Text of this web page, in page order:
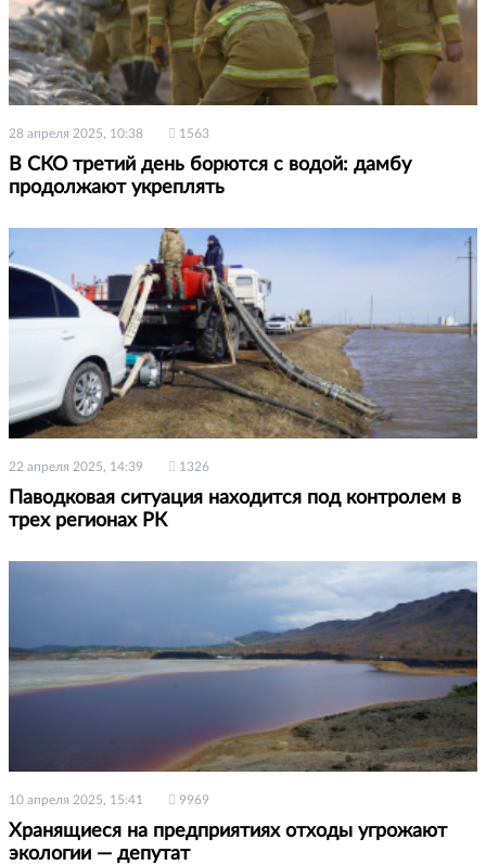
28 апреля 2025, 10:38 1563
В СКО третий день борются с водой: дамбу
продолжают укреплять
22 апреля 2025, 14:39 1326
Паводковая ситуация находится под контролем в
трех регионах РК
10 апреля 2025, 15:41 9969
Хранящиеся на предприятиях отходы угрожают
экологии — депутат